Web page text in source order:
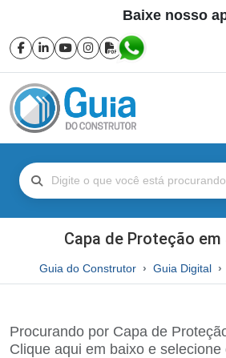
Baixe nosso
Capa de Proteção em
Guia do Construtor Guia Digital
Procurando por Capa de
Clique aqui em baixo e